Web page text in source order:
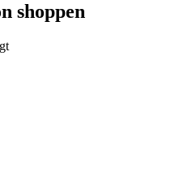
shoppen